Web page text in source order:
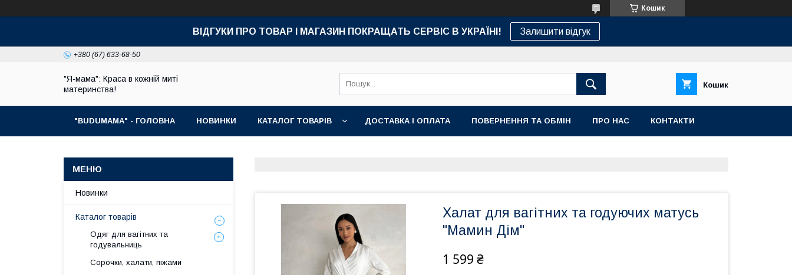
Кошик
ВІДГУКИ ПРО ТОВАР І МАГАЗИН ПОКРАЩАТЬ СЕРВІС В УКРАЇНІ! Залишити відгук
+380 (67) 633-68-50
"Я-мама": Краса в кожній миті
материнства!
Кошик
"BUDUMAMA" - ГОЛОВНА НОВИНКИ КАТАЛОГ ТОВАРІВ ДОСТАВКА І ОПЛАТА ПОВЕРНЕННЯ ТА ОБМІН ПРО НАС КОНТАКТИ
Халат для вагітних та годуючих матусь
"Мамин Дім"
1 599 ₴
Новинки
Каталог товарів
Одяг для вагітних та
годувальниць
Сорочки, халати, піжами